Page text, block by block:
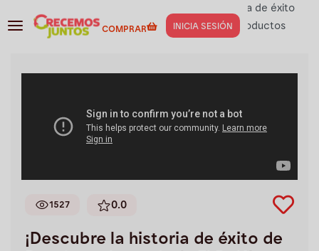
COMPRAR INICIA SESIÓN
¡Descubre la historia de éxito
de Daysi y su lavandería El Delfín gracias a los productos
1527 0.0
¡Descubre la historia de éxito de